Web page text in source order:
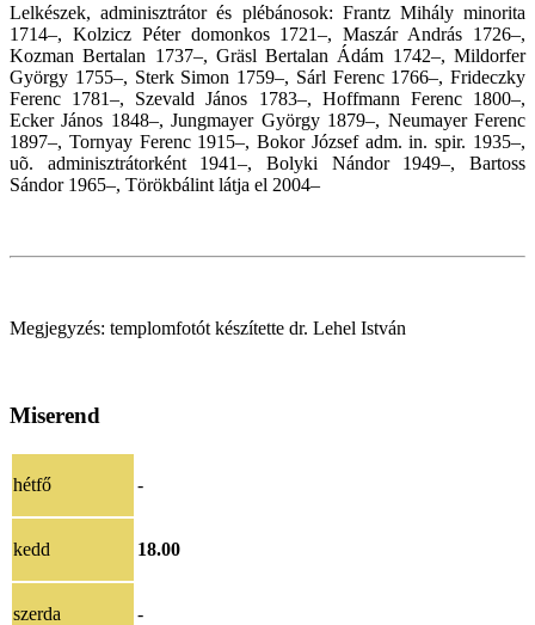
Lelkészek, adminisztrátor és plébánosok: Frantz Mihály minorita
1714–, Kolzicz Péter domonkos 1721–, Maszár András 1726–,
Kozman Bertalan 1737–, Gräsl Bertalan Ádám 1742–, Mildorfer
György 1755–, Sterk Simon 1759–, Sárl Ferenc 1766–, Frideczky
Ferenc 1781–, Szevald János 1783–, Hoffmann Ferenc 1800–,
Ecker János 1848–, Jungmayer György 1879–, Neumayer Ferenc
1897–, Tornyay Ferenc 1915–, Bokor József adm. in. spir. 1935–,
uõ. adminisztrátorként 1941–, Bolyki Nándor 1949–, Bartoss
Sándor 1965–, Törökbálint látja el 2004–
Megjegyzés: templomfotót készítette dr. Lehel István
Miserend
hétfő -
kedd 18.00
szerda -